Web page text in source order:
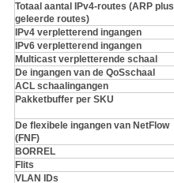
Totaal aantal IPv4-routes (ARP plus
geleerde routes)
IPv4 verpletterend ingangen
IPv6 verpletterend ingangen
Multicast verpletterende schaal
De ingangen van de QoSschaal
ACL schaalingangen
Pakketbuffer per SKU
De flexibele ingangen van NetFlow
(FNF)
BORREL
Flits
VLAN IDs